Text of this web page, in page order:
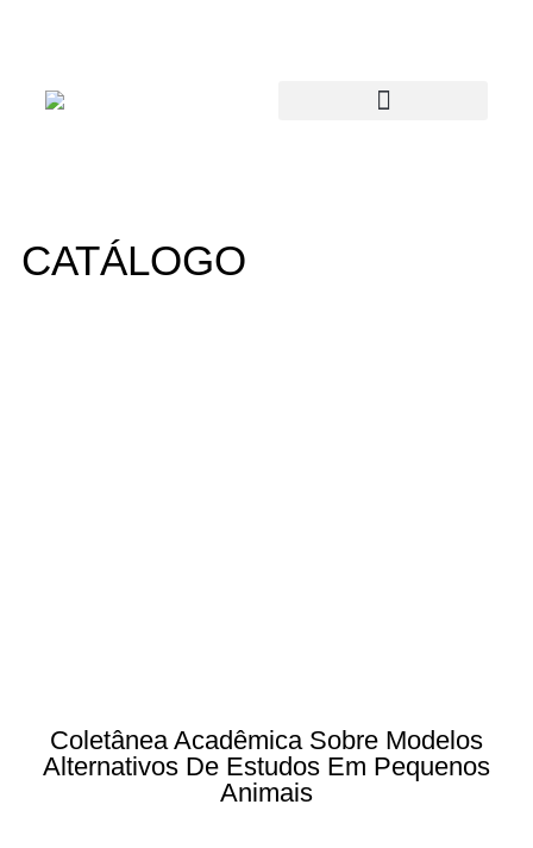
CATÁLOGO
Coletânea Acadêmica Sobre Modelos
Alternativos De Estudos Em Pequenos
Animais